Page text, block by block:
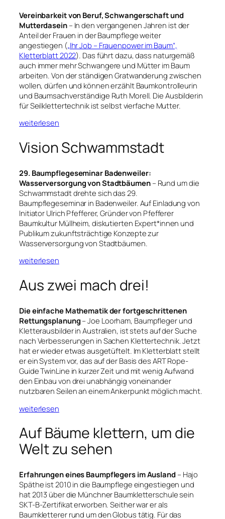
Vereinbarkeit von Beruf, Schwangerschaft und
Mutterdasein– In den vergangenen Jahren ist der
Anteil der Frauen in der Baumpflege weiter
angestiegen („Ihr Job – Frauenpower im Baum“,
Kletterblatt 2022). Das führt dazu, dass naturgemäß
auch immer mehr Schwangere und Mütter im Baum
arbeiten. Von der ständigen Gratwanderung zwischen
wollen, dürfen und können erzählt Baumkontrolleurin
und Baumsachverständige Ruth Morell. Die Ausbilderin
für Seilklettertechnik ist selbst vierfache Mutter.
weiterlesen
Vision Schwammstadt
29. Baumpflegeseminar Badenweiler:
Wasserversorgung von Stadtbäumen– Rund um die
Schwammstadt drehte sich das 29.
Baumpflegeseminar in Badenweiler. Auf Einladung von
Initiator Ulrich Pfefferer, Gründer von Pfefferer
Baumkultur Müllheim, diskutierten Expert*innen und
Publikum zukunftsträchtige Konzepte zur
Wasserversorgung von Stadtbäumen.
weiterlesen
Aus zwei mach drei!
Die einfache Mathematik der fortgeschrittenen
Rettungsplanung – Joe Loorham, Baumpfleger und
Kletterausbilder in Australien, ist stets auf der Suche
nach Verbesserungen in Sachen Klettertechnik. Jetzt
hat er wieder etwas ausgetüftelt. Im Kletterblatt stellt
er ein System vor, das auf der Basis des ART Rope-
Guide TwinLine in kurzer Zeit und mit wenig Aufwand
den Einbau von drei unabhängig voneinander
nutzbaren Seilen an einem Ankerpunkt möglich macht.
weiterlesen
Auf Bäume klettern, um die
Welt zu sehen
Erfahrungen eines Baumpflegers im Ausland – Hajo
Späthe ist 2010 in die Baumpflege eingestiegen und
hat 2013 über die Münchner Baumkletterschule sein
SKT-B-Zertifikat erworben. Seither war er als
Baumkletterer rund um den Globus tätig. Für das